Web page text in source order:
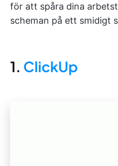
för att spåra dina
scheman på ett smidigt
1. ClickUp